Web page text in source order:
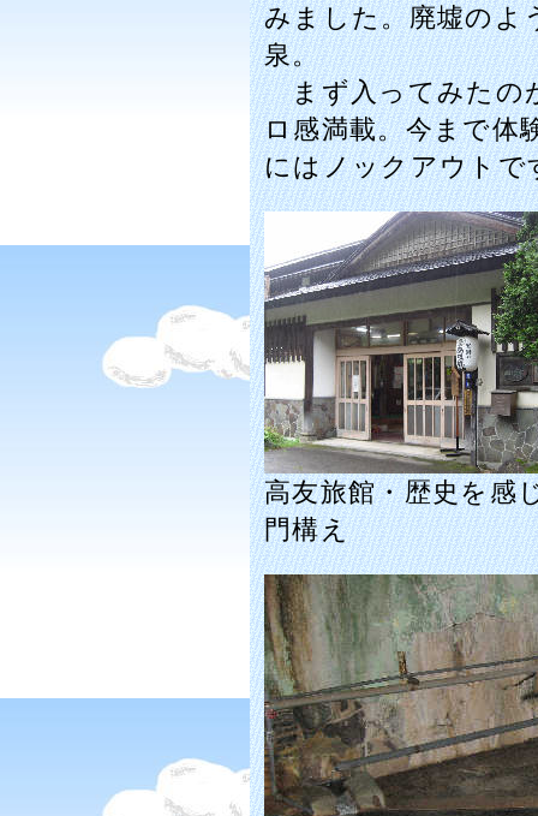
みました。廃墟のよ
泉。
まず入ってみたの
ロ感満載。今まで体
にはノックアウトで
高友旅館・歴史を感
門構え